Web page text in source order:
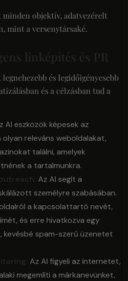
objektív, adatvezérelt
mint a versenytársaké.
linképítés és PR
és legidőigényesebb
és a célzásban tud a
AI eszközök képesek az
releváns weboldalakat,
találni, amelyek
a tartalmunkra.
Az AI segít a
személyre szabásában.
a kapcsolattartó nevét,
és erre hivatkozva egy
kevésbé spam-szerű üzenetet
Az AI figyeli az internetet,
megemlíti a márkanevünket,